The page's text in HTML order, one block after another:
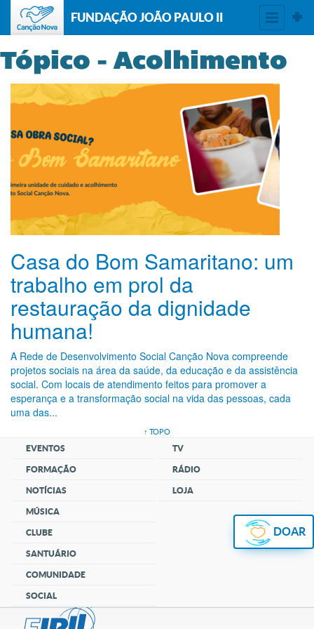
FUNDAÇÃO JOÃO PAULO II
Tópico - Acolhimento
Casa do Bom Samaritano: um
trabalho em prol da
restauração da dignidade
humana!
A Rede de Desenvolvimento Social Canção Nova compreende
projetos sociais na área da saúde, da educação e da assistência
social. Com locais de atendimento feitos para promover a
esperança e a transformação social na vida das pessoas, cada
uma das...
↑ TOPO
EVENTOS
FORMAÇÃO
NOTÍCIAS
MÚSICA
CLUBE
SANTUÁRIO
COMUNIDADE
SOCIAL
TV
RÁDIO
LOJA
DOAR